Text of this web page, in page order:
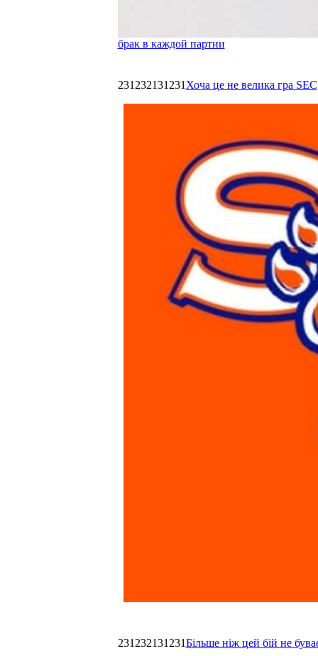
брак в каждой партии
231232131231 Хоча це не велика гра
231232131231Більше ніж цей бій не